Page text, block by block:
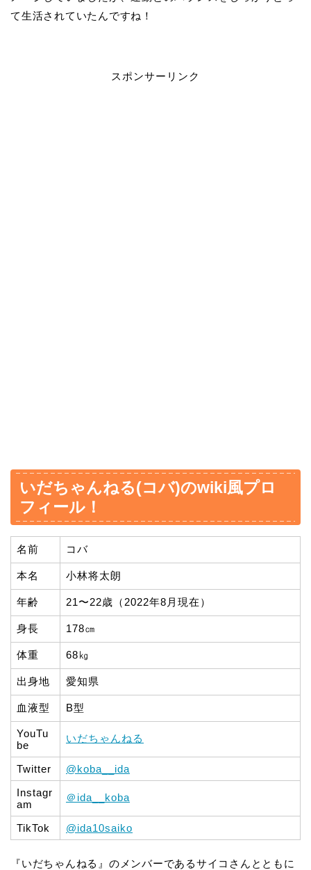
て生活されていたんですね！
スポンサーリンク
いだちゃんねる(コバ)のwiki風プロ
フィール！
名前 コバ
本名 小林将太朗
年齢 21〜22歳（2022年8月現在）
身長 178㎝
体重 68㎏
出身地 愛知県
血液型 B型
YouTu
be
いだちゃんねる
Twitter
@koba__ida
Instagr
am
＠ida__koba
TikTok @ida10saiko
『いだちゃんねる』のメンバーであるサイコさんとともに